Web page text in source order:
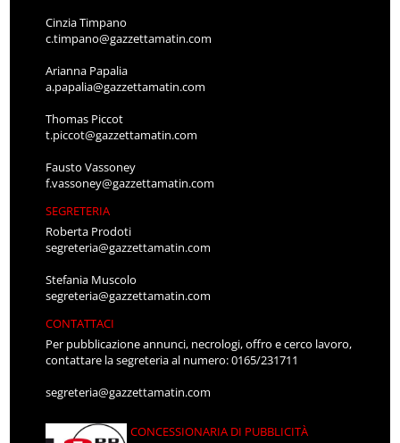
Cinzia Timpano
c.timpano@gazzettamatin.com
Arianna Papalia
a.papalia@gazzettamatin.com
Thomas Piccot
t.piccot@gazzettamatin.com
Fausto Vassoney
f.vassoney@gazzettamatin.com
SEGRETERIA
Roberta Prodoti
segreteria@gazzettamatin.com
Stefania Muscolo
segreteria@gazzettamatin.com
CONTATTACI
Per pubblicazione annunci, necrologi, offro e cerco lavoro,
contattare la segreteria al numero: 0165/231711
segreteria@gazzettamatin.com
CONCESSIONARIA DI PUBBLICITÀ